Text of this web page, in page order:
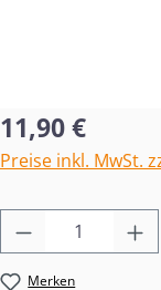
Regulärer Preis:
11,90 €
Preise inkl. MwSt.
Produkt
Merken